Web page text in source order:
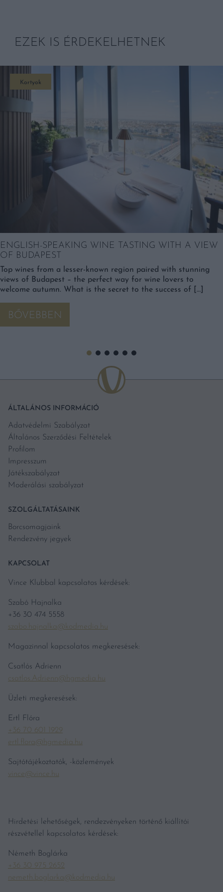
EZEK IS ÉRDEKELHETNEK
Kortyok
ENGLISH-SPEAKING WINE TASTING WITH A VIEW
OF BUDAPEST
Top wines from a lesser-known region paired with stunning
views of Budapest – the perfect way for wine lovers to
welcome autumn. What is the secret to the success of […]
BŐVEBBEN
ÁLTALÁNOS INFORMÁCIÓ
Adatvédelmi Szabályzat
Általános Szerződési Feltételek
Profilom
Impresszum
Játékszabályzat
Moderálási szabályzat
SZOLGÁLTATÁSAINK
Borcsomagjaink
Rendezvény jegyek
KAPCSOLAT
Vince Klubbal kapcsolatos kérdések:
Szabó Hajnalka
+36 30 474 5558
szabo.hajnalka@kodmedia.hu
Magazinnal kapcsolatos megkeresések:
Csatlós Adrienn
csatlos.Adrienn@hgmedia.hu
Üzleti megkeresések:
Ertl Flóra
+36 70 601 1929
ertl.flora@hgmedia.hu
Sajtótájékoztatók, -közlemények
vince@vince.hu
Hirdetési lehetőségek, rendezvényeken történő kiállítói
részvétellel kapcsolatos kérdések:
Németh Boglárka
+36 30 975 2652
nemeth.boglarka@kodmedia.hu